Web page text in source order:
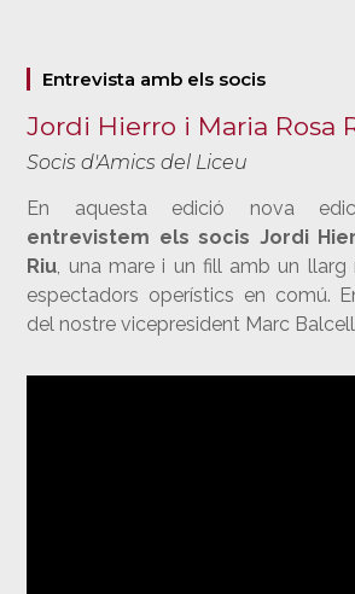
Entrevista amb els socis
Jordi Hierro i Maria Rosa
Socis d'Amics del Liceu
En aquesta edició nova
entrevistem els socis Jordi
Riu, una mare i un fill amb un
espectadors operístics en comú.
del nostre vicepresident Marc